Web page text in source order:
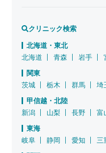
クリニック検索
北海道・東北
北海道
青森 岩手
関東
茨城
栃木 群馬 埼
甲信越・北陸
新潟
山梨 長野 富
東海
岐阜
静岡 愛知
三